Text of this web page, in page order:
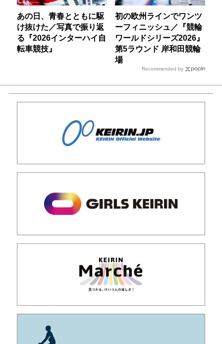
あの日、青春とともに駆
け抜けた／写真で振り返
る『2026インターハイ自
転車競技』
初の欧州ラインでワンツ
ーフィニッシュ／『競輪
ワールドシリーズ2026』
第5ラウンド 岸和田競輪
場
Recommended by